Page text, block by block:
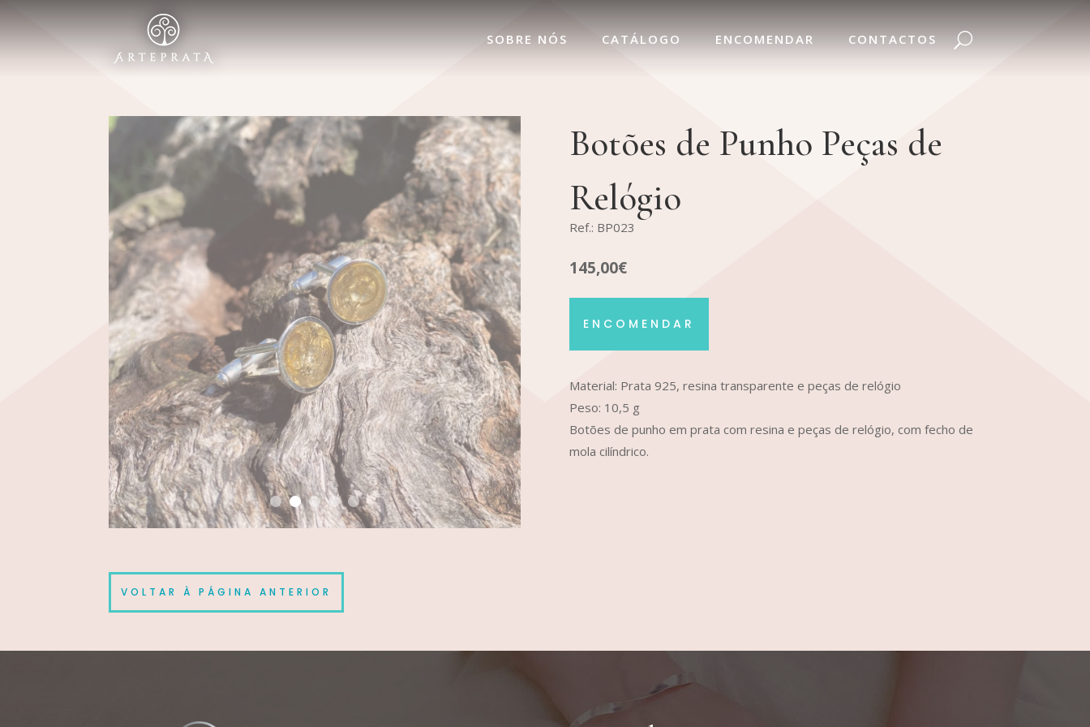
SOBRE NÓS CATÁLOGO ENCOMENDAR CONTACTOS
Botões de Punho Peças de
Relógio
Ref.: BP023
145,00€
ENCOMENDAR
Material: Prata 925, resina transparente e peças de relógio
Peso: 10,5 g
Botões de punho em prata com resina e peças de relógio, com fecho de
mola cilíndrico.
VOLTAR À PÁGINA ANTERIOR